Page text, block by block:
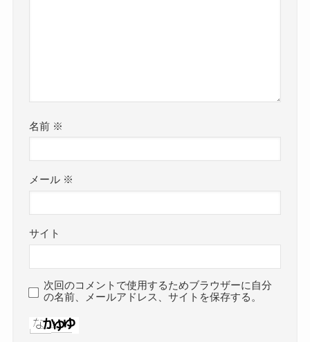
名前 ※
メール ※
サイト
次回のコメントで使用するためブラウザーに自分
の名前、メールアドレス、サイトを保存する。